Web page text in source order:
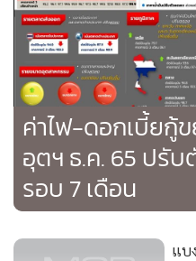
เที่ยวข้ามพรมแดนที่กลับมาเ
นายอาจดนัย มาร์โค สุจริตกุล
ของประชากรจีนอย่างมากที่ร
การคาดการณ์พื้นฐานของเรา
ของประชากรจีนจะเริ่มกลับสู่
ไตรมาสแรก และการกลับสู่ภ
ท่องเที่ยวทั่วโลกของนักท่องเที่
ของปี 66 สู่ระดับ 50% ของระ
ค่าไฟ-ดอกเบี้ยกู้
อุตฯ ธ.ค. 65 ปรั
รอบ 7 เดือน
แบ